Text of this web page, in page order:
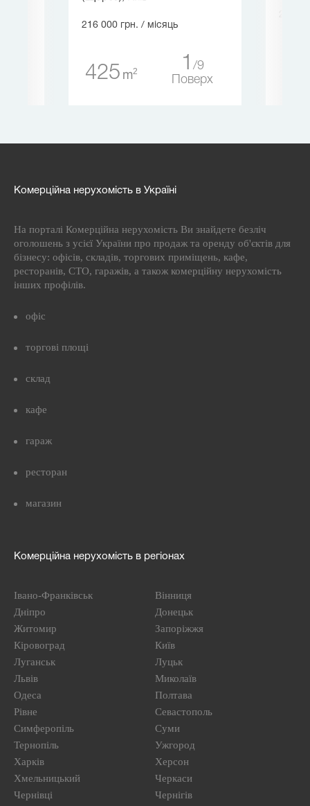
216 000 грн. / місяць
425 m2 1
9
Поверх
Комерційна нерухомість в Україні
На порталі Комерційна нерухомість Ви знайдете безліч
оголошень з усієї України про продаж та оренду об'єктів для
бізнесу: офісів, складів, торгових приміщень, кафе,
ресторанів, СТО, гаражів, а також комерційну нерухомість
інших профілів.
офіс
торгові площі
склад
кафе
гараж
ресторан
магазин
Комерційна нерухомість в регіонах
Івано-Франківськ
Вінниця
Дніпро
Донецьк
Житомир
Запоріжжя
Кіровоград
Київ
Луганськ
Луцьк
Львів
Миколаїв
Одеса
Полтава
Рівне
Севастополь
Симферопіль
Суми
Тернопіль
Ужгород
Харків
Херсон
Хмельницький
Черкаси
Чернівці
Чернігів